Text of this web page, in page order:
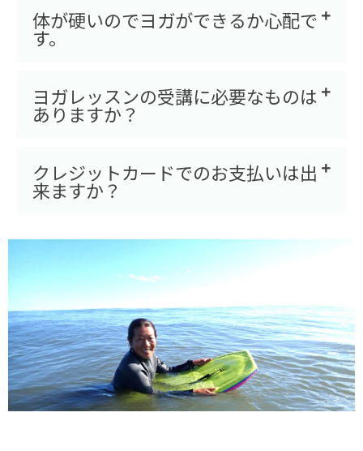
体が硬いのでヨガができるか心配で
す。
ヨガレッスンの受講に必要なものは
ありますか？
クレジットカードでのお支払いは出
来ますか？